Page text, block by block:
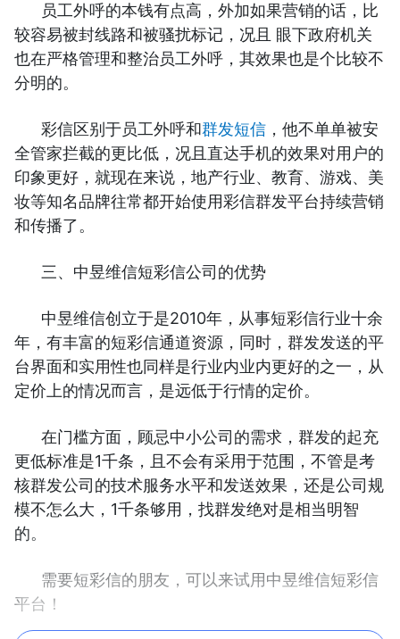
员工外呼的本钱有点高，外加如果营销的话，比
较容易被封线路和被骚扰标记，况且 眼下政府机关
也在严格管理和整治员工外呼，其效果也是个比较不
分明的。
彩信区别于员工外呼和群发短信 ，他不单单被安
全管家拦截的更比低，况且直达手机的效果对用户的
印象更好，就现在来说，地产行业、教育、游戏、美
妆等知名品牌往常都开始使用彩信群发平台持续营销
和传播了。
三、中昱维信短彩信公司的优势
中昱维信创立于是2010年，从事短彩信行业十余
年，有丰富的短彩信通道资源，同时，群发发送的平
台界面和实用性也同样是行业内业内更好的之一，从
定价上的情况而言，是远低于行情的定价。
在门槛方面，顾忌中小公司的需求，群发的起充
更低标准是1千条，且不会有采用于范围，不管是考
核群发公司的技术服务水平和发送效果，还是公司规
模不怎么大，1千条够用，找群发绝对是相当明智
的。
需要短彩信的朋友，可以来试用中昱维信短彩信
平台！